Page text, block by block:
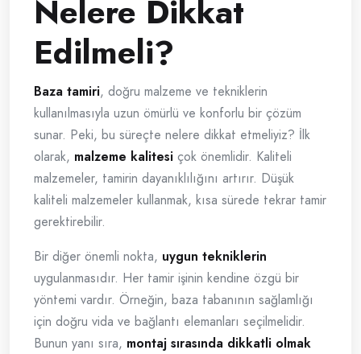
Nelere Dikkat
Edilmeli?
Baza tamiri, doğru malzeme ve tekniklerin
kullanılmasıyla uzun ömürlü ve konforlu bir çözüm
sunar. Peki, bu süreçte nelere dikkat etmeliyiz? İlk
olarak, malzeme kalitesi çok önemlidir. Kaliteli
malzemeler, tamirin dayanıklılığını artırır. Düşük
kaliteli malzemeler kullanmak, kısa sürede tekrar tamir
gerektirebilir.
Bir diğer önemli nokta, uygun tekniklerin
uygulanmasıdır. Her tamir işinin kendine özgü bir
yöntemi vardır. Örneğin, baza tabanının sağlamlığı
için doğru vida ve bağlantı elemanları seçilmelidir.
Bunun yanı sıra, montaj sırasında dikkatli olmak